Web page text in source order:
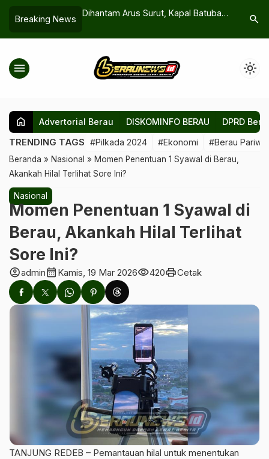
Breaking News
dan Tahap
Desember
Dihantam Arus Surut, Kapal Batubara
Dana
search
menu light_mode
home Advertorial Berau DISKOMINFO BERAU DPRD
TRENDING TAGS #Pilkada 2024 #Ekonomi #Berau
Beranda » Nasional » Momen Penentuan 1 Syawal di Berau,
Akankah Hilal Terlihat Sore Ini?
Nasional
Momen Penentuan 1 Syawal di
Berau, Akankah Hilal Terlihat
Sore Ini?
account_circleadmincalendar_month Kamis, 19 Mar 2026visibility420printCetak
TANJUNG REDEB – Pemantauan hilal untuk menentukan